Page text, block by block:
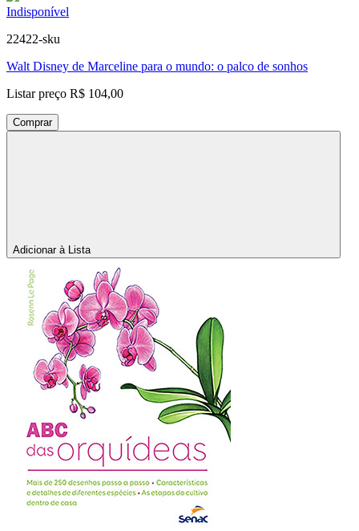
Indisponível
22422-sku
Walt Disney de Marceline para o mundo: o palco de sonhos
Listar preço R$ 104,00
Comprar
Adicionar à Lista